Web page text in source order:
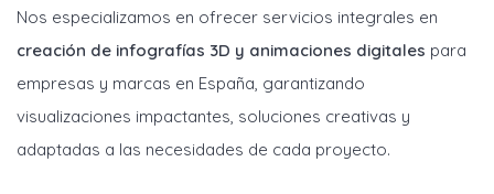
Nos especializamos en ofrecer servicios integrales en
creación de infografías 3D y animaciones digitales para
empresas y marcas en España, garantizando
visualizaciones impactantes, soluciones creativas y
adaptadas a las necesidades de cada proyecto.